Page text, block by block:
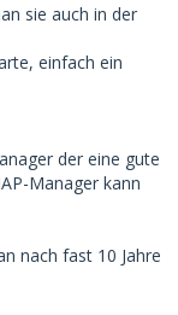
sie auch in der
einfach ein
der eine gute
Manager kann
nach fast 10 Jahre